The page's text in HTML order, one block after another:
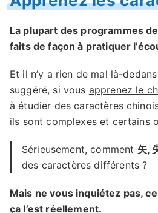
La plupart des programmes
faits de façon à pratiquer
Et il n’y a rien de mal là-
suggéré, si vous apprenez le
à étudier des caractères
ils sont complexes et certains
Sérieusement, comment 矢,
des caractères différents ?
Mais ne vous inquiétez pas,
ça l’est réellement.